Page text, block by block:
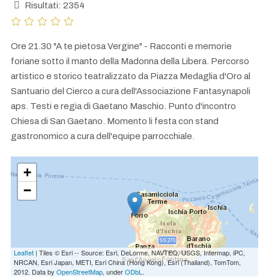
Risultati: 2354
Ore 21.30 "A te pietosa Vergine" - Racconti e memorie
foriane sotto il manto della Madonna della Libera. Percorso
artistico e storico teatralizzato da Piazza Medaglia d'Oro al
Santuario del Cierco a cura dell'Associazione Fantasynapoli
aps. Testi e regia di Gaetano Maschio. Punto d'incontro
Chiesa di San Gaetano. Momento li festa con stand
gastronomico a cura dell'equipe parrocchiale.
+
−
Leaflet | Tiles © Esri -- Source: Esri, DeLorme, NAVTEQ, USGS, Intermap, iPC,
NRCAN, Esri Japan, METI, Esri China (Hong Kong), Esri (Thailand), TomTom,
2012. Data by OpenStreetMap, underODbL .